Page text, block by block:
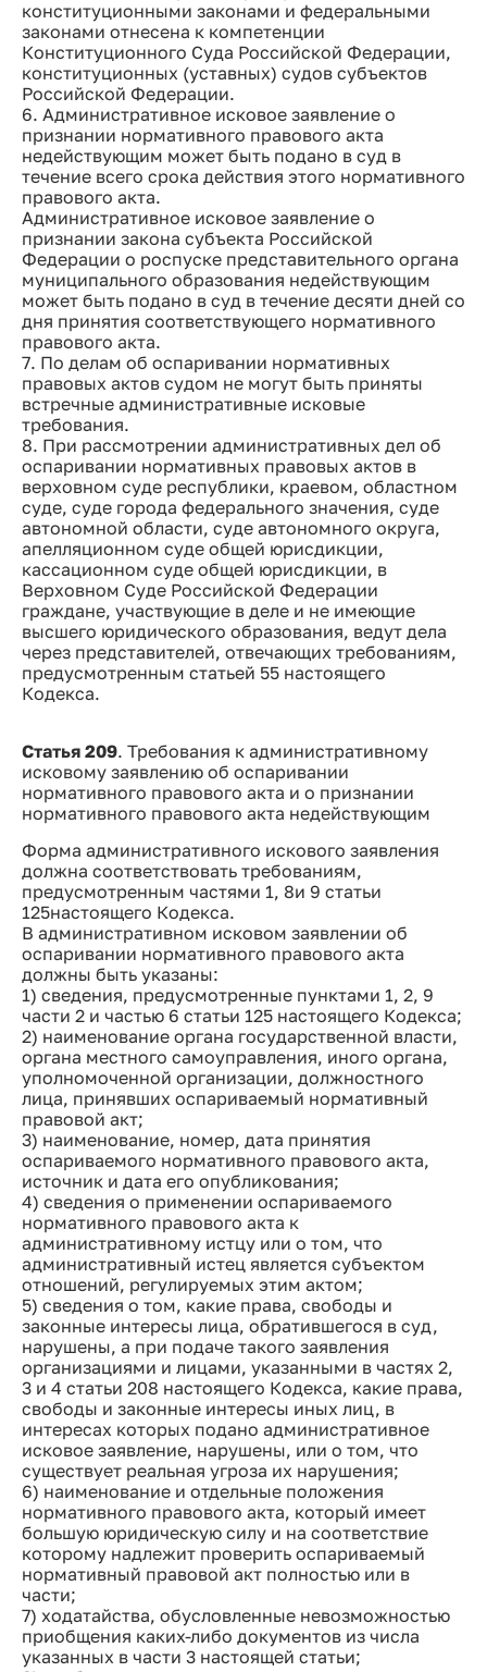
конституционными законами и федеральными
законами отнесена к компетенции
Конституционного Суда Российской Федерации,
конституционных (уставных) судов субъектов
Российской Федерации.
6. Административное исковое заявление о
признании нормативного правового акта
недействующим может быть подано в суд в
течение всего срока действия этого нормативного
правового акта.
Административное исковое заявление о
признании закона субъекта Российской
Федерации о роспуске представительного органа
муниципального образования недействующим
может быть подано в суд в течение десяти дней со
дня принятия соответствующего нормативного
правового акта.
7. По делам об оспаривании нормативных
правовых актов судом не могут быть приняты
встречные административные исковые
требования.
8. При рассмотрении административных дел об
оспаривании нормативных правовых актов в
верховном суде республики, краевом, областном
суде, суде города федерального значения, суде
автономной области, суде автономного округа,
апелляционном суде общей юрисдикции,
кассационном суде общей юрисдикции, в
Верховном Суде Российской Федерации
граждане, участвующие в деле и не имеющие
высшего юридического образования, ведут дела
через представителей, отвечающих требованиям,
предусмотренным статьей 55 настоящего
Кодекса.
Статья 209. Требования к административному
исковому заявлению об оспаривании
нормативного правового акта и о признании
нормативного правового акта недействующим
Форма административного искового заявления
должна соответствовать требованиям,
предусмотренным частями 1, 8и 9 статьи
125настоящего Кодекса.
В административном исковом заявлении об
оспаривании нормативного правового акта
должны быть указаны:
1) сведения, предусмотренные пунктами 1, 2, 9
части 2 и частью 6 статьи 125 настоящего Кодекса;
2) наименование органа государственной власти,
органа местного самоуправления, иного органа,
уполномоченной организации, должностного
лица, принявших оспариваемый нормативный
правовой акт;
3) наименование, номер, дата принятия
оспариваемого нормативного правового акта,
источник и дата его опубликования;
4) сведения о применении оспариваемого
нормативного правового акта к
административному истцу или о том, что
административный истец является субъектом
отношений, регулируемых этим актом;
5) сведения о том, какие права, свободы и
законные интересы лица, обратившегося в суд,
нарушены, а при подаче такого заявления
организациями и лицами, указанными в частях 2,
3 и 4 статьи 208 настоящего Кодекса, какие права,
свободы и законные интересы иных лиц, в
интересах которых подано административное
исковое заявление, нарушены, или о том, что
существует реальная угроза их нарушения;
6) наименование и отдельные положения
нормативного правового акта, который имеет
большую юридическую силу и на соответствие
которому надлежит проверить оспариваемый
нормативный правовой акт полностью или в
части;
7) ходатайства, обусловленные невозможностью
приобщения каких-либо документов из числа
указанных в части 3 настоящей статьи;